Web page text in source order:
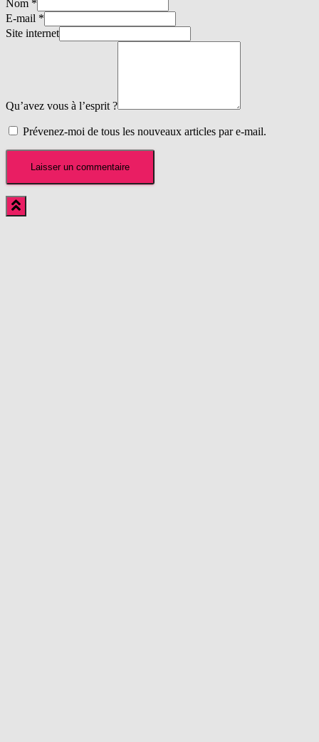
Nom *
E-mail *
Site internet
Qu’avez vous à l’esprit ?
Prévenez-moi de tous les nouveaux articles par e-mail.